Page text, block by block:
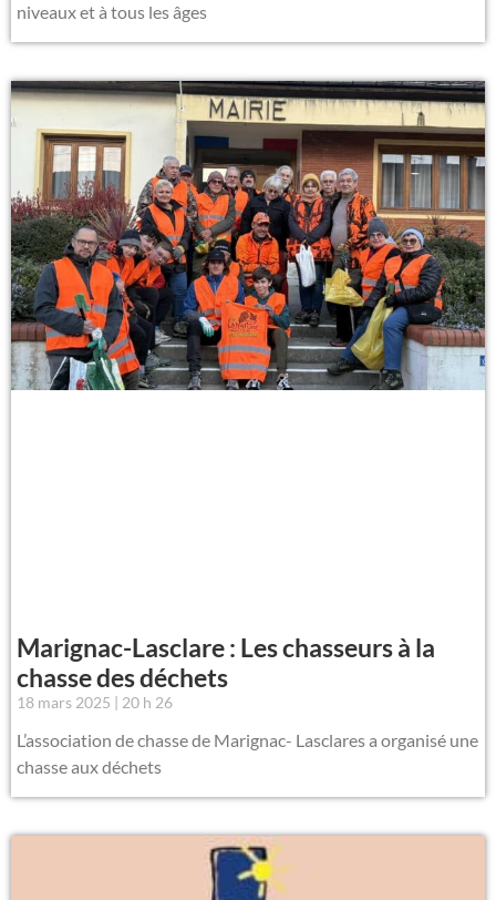
niveaux et à tous les âges
Marignac-Lasclare : Les chasseurs à la
chasse des déchets
18 mars 2025 20 h 26
L’association de chasse de Marignac- Lasclares a organisé une
chasse aux déchets